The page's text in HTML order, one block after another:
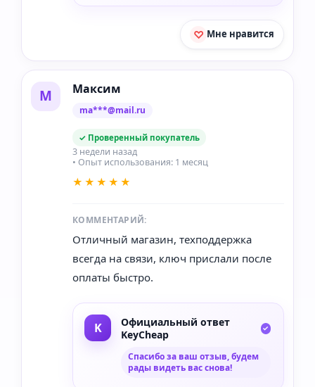
Мне нравится
М Максим
ma***@mail.ru
✓ Проверенный покупатель
3 недели назад
• Опыт использования: 1 месяц
★★★★★
КОММЕНТАРИЙ:
Отличный магазин, техподдержка
всегда на связи, ключ прислали после
оплаты быстро.
Официальный ответ
KeyCheap
Спасибо за ваш отзыв, будем
рады видеть вас снова!